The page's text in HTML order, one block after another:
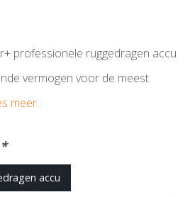
professionele ruggedragen accu
vermogen voor de meest
meer..
*
accu